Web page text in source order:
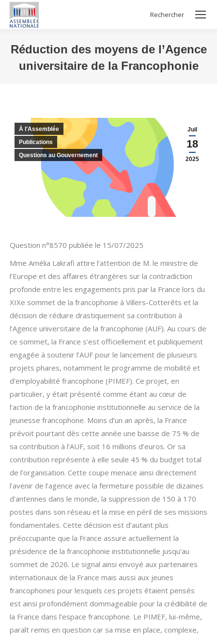
Search:
Rechercher
Réduction des moyens de l’Agence
universitaire de la Francophonie
Juil
18
2025
À l'Assemblée
Publications
Questions au Gouvernement
Question n°8570 publiée le 15/07/2025
Mme Amélia Lakrafi attire l’attention de M. le ministre de
l’Europe et des affaires étrangères sur la contradiction
profonde entre les engagements pris par la France lors du
XIXe sommet de la francophonie à Villers-Cotterêts et la
décision de réduire drastiquement sa contribution à
l’Agence universitaire de la francophonie (AUF). Au cours de
ce sommet, la France s’est officiellement et publiquement
engagée à soutenir l’AUF pour le lancement de plusieurs
projets phares, notamment le programme de mobilité et
d’employabilité francophone (PIMEF). Ce projet, en
particulier, y était présenté comme étant au cœur de
l’action de la francophonie institutionnelle au service de la
jeunesse francophone. Moins d’un an après, la France
prévoit pourtant dès cette année une baisse de 75 % de
sa contribution à l’AUF, soit 16 millions d’euros. Or sa
contribution représente à elle seule 45 % du budget total
de l’organisation. Cette coupe menace ainsi directement
l’avenir de l’agence avec la fermeture possible de dizaines
d’antennes dans le monde, la suppression de 150 à 170
postes dans son réseau et la mise en péril de ses missions
fondamentales. Cette décision est d’autant plus
préoccupante que la France assure actuellement la
présidence de la francophonie institutionnelle jusqu’au
sommet de 2026. Le signal ainsi envoyé aux partenaires
internationaux de la France mais aussi aux jeunes
francophones pour lesquels ces projets étaient pensés
est ainsi profondément dommageable pour la crédibilité de
la France dans l’espace francophone. Le PIMEF, lui-même,
paraît remis en question car sa mise en place, complexe,